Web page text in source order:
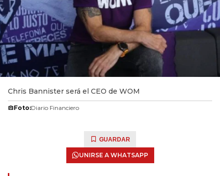
Chris Bannister será el CEO de WOM
Foto:Diario Financiero
GUARDAR
UNIRSE A WHATSAPP